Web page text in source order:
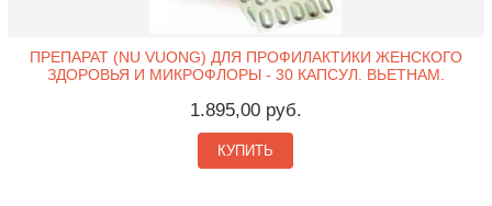
ПРЕПАРАТ (NU VUONG) ДЛЯ ПРОФИЛАКТИКИ ЖЕНСКОГО
ЗДОРОВЬЯ И МИКРОФЛОРЫ - 30 КАПСУЛ. ВЬЕТНАМ.
1.895,00 руб.
КУПИТЬ